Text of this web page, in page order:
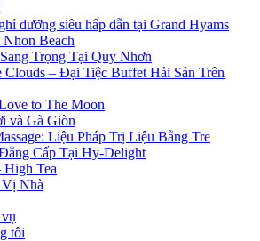
dưỡng siêu hấp dẫn tại Grand Hyams
Beach
Trọng Tại Quy Nhơn
Clouds – Đại Tiệc Buffet Hải Sản Trên
to The Moon
và Gà Giòn
Liệu Pháp Trị Liệu Bằng Tre
Cấp Tại Hy-Delight
Tea
Nhà
tôi